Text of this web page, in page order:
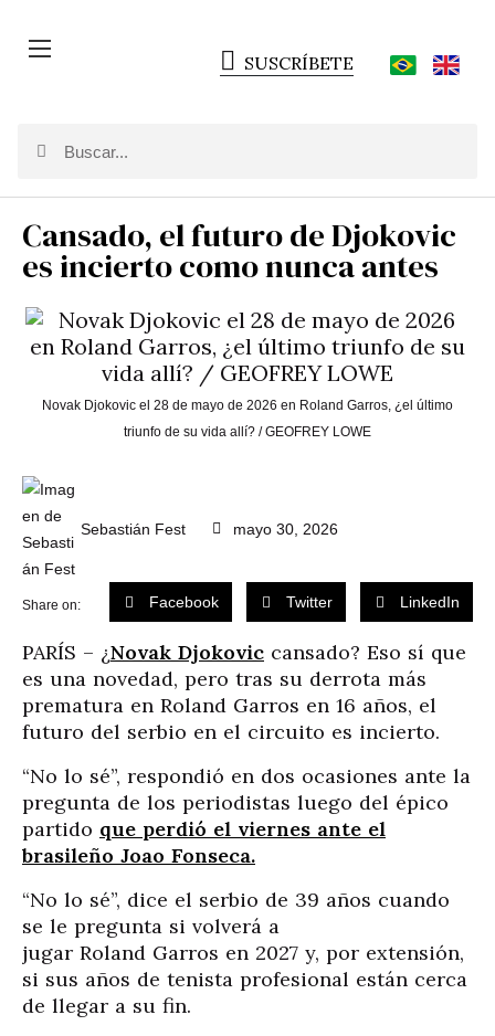
SUSCRÍBETE
Cansado, el futuro de Djokovic
es incierto como nunca antes
Novak Djokovic el 28 de mayo de 2026 en Roland Garros, ¿el último
triunfo de su vida allí? / GEOFREY LOWE
Sebastián Fest mayo 30, 2026
Share on: Facebook Twitter LinkedIn
PARÍS – ¿Novak Djokovic cansado? Eso sí que
es una novedad, pero tras su derrota más
prematura en Roland Garros en 16 años, el
futuro del serbio en el circuito es incierto.
“No lo sé”, respondió en dos ocasiones ante la
pregunta de los periodistas luego del épico
partido que perdió el viernes ante el
brasileño Joao Fonseca.
“No lo sé”, dice el serbio de 39 años cuando
se le pregunta si volverá a
jugar Roland Garros en 2027 y, por extensión,
si sus años de tenista profesional están cerca
de llegar a su fin.